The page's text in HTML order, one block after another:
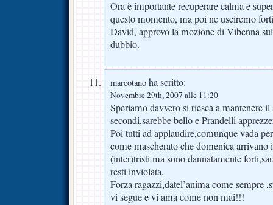
Ora è importante recuperare calma e
questo momento, ma poi ne usciremo
David, approvo la mozione di Vibenna
dubbio.
marcotano ha scritto:
Novembre 29th, 2007 alle 11:20
Speriamo davvero si riesca a mantenere
secondi,sarebbe bello e Prandelli
Poi tutti ad applaudire,comunque vada
come mascherato che domenica arrivano
(inter)tristi ma sono dannatamente
resti inviolata.
Forza ragazzi,datel’anima come sempre
vi segue e vi ama come non mai!!!